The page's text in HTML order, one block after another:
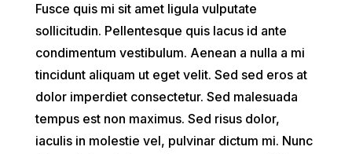
Fusce quis mi sit amet ligula vulputate
sollicitudin. Pellentesque quis lacus id ante
condimentum vestibulum. Aenean a nulla a mi
tincidunt aliquam ut eget velit. Sed sed eros at
dolor imperdiet consectetur. Sed malesuada
tempus est non maximus. Sed risus dolor,
iaculis in molestie vel, pulvinar dictum mi. Nunc